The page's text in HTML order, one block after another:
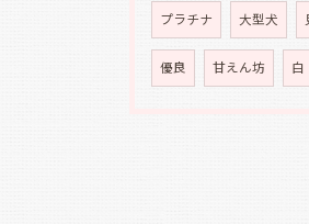
プラチナ 大型犬
優良 甘えん坊 白